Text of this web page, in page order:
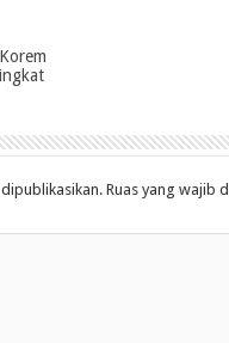
Ruas yang wajib